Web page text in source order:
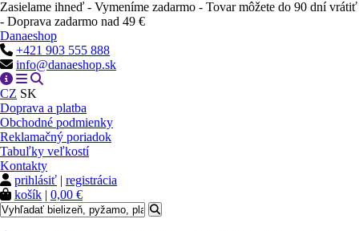
Zasielame ihneď - Vymeníme zadarmo - Tovar môžete do 90 dní vrátiť
- Doprava zadarmo nad 49 €
Danaeshop
+421 903 555 888
info@danaeshop.sk
CZ SK
Doprava a platba
Obchodné podmienky
Reklamačný poriadok
Tabuľky veľkostí
Kontakty
prihlásiť | registrácia
košík | 0,00 €